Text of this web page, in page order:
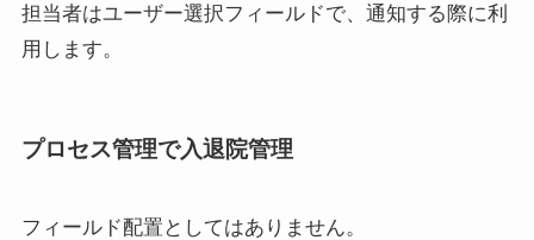
担当者はユーザー選択フィールドで、通知する際に利
用します。
プロセス管理で入退院管理
フィールド配置としてはありません。